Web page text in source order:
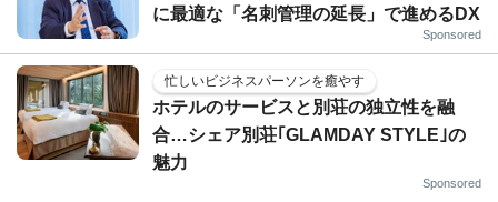
に最適な「名刺管理の延長」で進めるDX
Sponsored
忙しいビジネスパーソンを癒やす
ホテルのサービスと別荘の独立性を融
合…シェア別荘｢GLAMDAY STYLE｣の
魅力
Sponsored